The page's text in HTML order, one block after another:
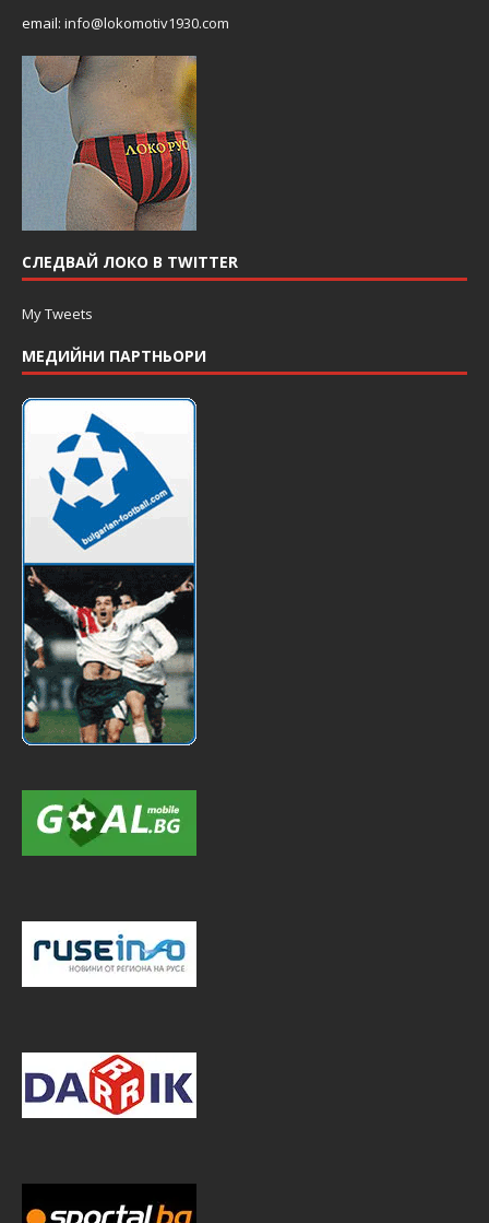
email: info@lokomotiv1930.com
СЛЕДВАЙ ЛОКО В TWITTER
My Tweets
МЕДИЙНИ ПАРТНЬОРИ